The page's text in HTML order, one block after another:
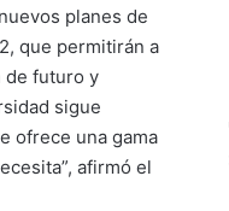
planes de
que permitirán a
de futuro y
sigue
ofrece una gama
afirmó el